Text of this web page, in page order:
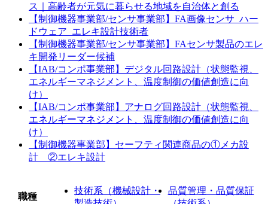
ス｜高齢者が元気に暮らせる地域を自治体と創る
【制御機器事業部/センサ事業部】FA画像センサ_ハー
ドウェア_エレキ設計技術者
【制御機器事業部/センサ事業部】FAセンサ製品のエレ
キ開発リーダー候補
【IAB/コンポ事業部】デジタル回路設計（状態監視、
エネルギーマネジメント、温度制御の価値創造に向
け）
【IAB/コンポ事業部】アナログ回路設計（状態監視、
エネルギーマネジメント、温度制御の価値創造に向
け）
【制御機器事業部】セーフティ関連商品の①メカ設
計 ②エレキ設計
職種
技術系（機械設計・
品質管理・品質保証